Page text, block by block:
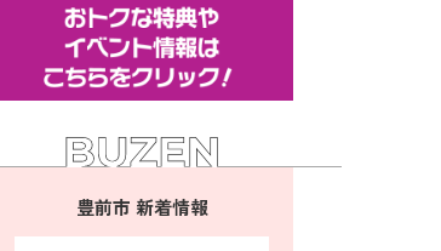
豊前市 新着情報